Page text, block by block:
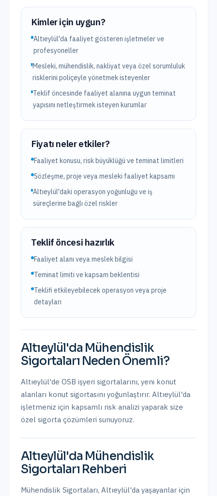
Kimler için uygun?
Altıeylül'da faaliyet gösteren işletmeler ve
profesyoneller
Mesleki, mühendislik, nakliyat veya özel sorumluluk
risklerini poliçeyle yönetmek isteyenler
Teklif öncesinde faaliyet alanına uygun teminat
yapısını netleştirmek isteyen kurumlar
Fiyatı neler etkiler?
Faaliyet konusu, risk büyüklüğü ve teminat limitleri
Sözleşme, proje veya mesleki faaliyet kapsamı
Altıeylül'daki operasyon yoğunluğu ve iş
süreçlerine bağlı özel riskler
Teklif öncesi hazırlık
Faaliyet alanı veya meslek bilgisi
Teminat limiti ve kapsam beklentisi
Teklifi etkileyebilecek operasyon veya proje
detayları
Altıeylül'da Mühendislik
Sigortaları Neden Önemli?
Altıeylül'de OSB işyeri sigortalarını, yeni konut
alanları konut sigortasını yoğunlaştırır. Altıeylül'da
işletmeniz için kapsamlı risk analizi yaparak size
özel sigorta çözümleri sunuyoruz.
Altıeylül'da Mühendislik
Sigortaları Rehberi
Mühendislik Sigortaları, Altıeylül'da yaşayanlar için